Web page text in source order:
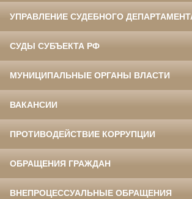
УПРАВЛЕНИЕ СУДЕБНОГО
СУДЫ СУБЪЕКТА РФ
МУНИЦИПАЛЬНЫЕ ОРГАНЫ ВЛАСТИ
ВАКАНСИИ
ПРОТИВОДЕЙСТВИЕ КОРРУПЦИИ
ОБРАЩЕНИЯ ГРАЖДАН
ВНЕПРОЦЕССУАЛЬНЫЕ ОБРАЩЕНИЯ